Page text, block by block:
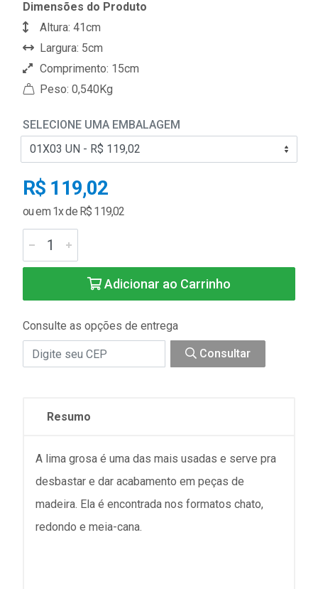
Dimensões do Produto
Altura: 41cm
Largura: 5cm
Comprimento: 15cm
Peso: 0,540Kg
SELECIONE UMA EMBALAGEM
R$ 119,02
ou em 1x de R$ 119,02
Adicionar ao Carrinho
Consulte as opções de entrega
Consultar
Resumo
A lima grosa é uma das mais usadas e serve pra
desbastar e dar acabamento em peças de
madeira. Ela é encontrada nos formatos chato,
redondo e meia-cana.